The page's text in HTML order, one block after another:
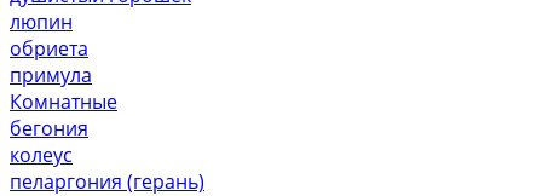
люпин
обриета
примула
Комнатные
бегония
колеус
пеларгония (герань)